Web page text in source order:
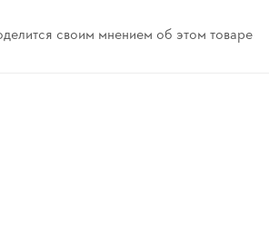
своим мнением об этом товаре